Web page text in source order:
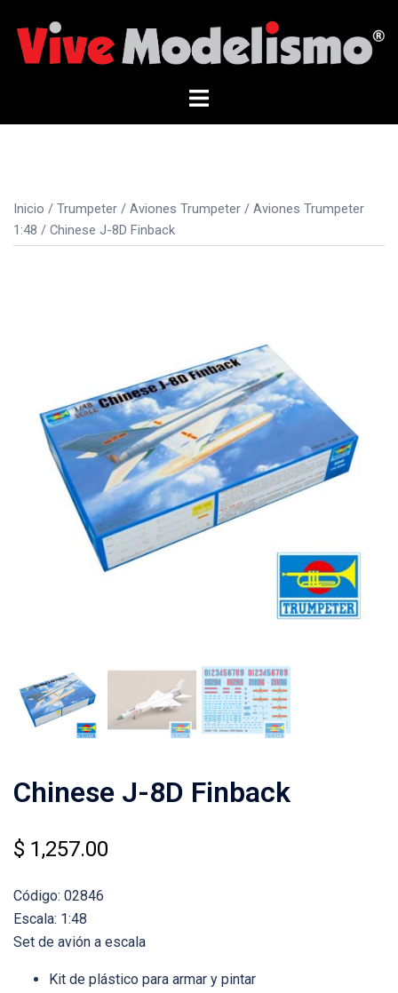
contenido
Alternar
Inicio / Trumpeter / Aviones Trumpeter / Aviones Trumpeter
1:48 / Chinese J-8D Finback
Chinese J-8D Finback
$ 1,257.00
Código: 02846
Escala: 1:48
Set de avión a escala
Kit de plástico para armar y pintar